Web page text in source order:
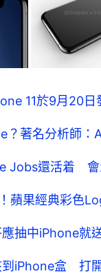
11於9月20
？著名分析師：
Jobs還活着
！蘋果經典彩色
應抽中iPhone
到iPhone盒 打